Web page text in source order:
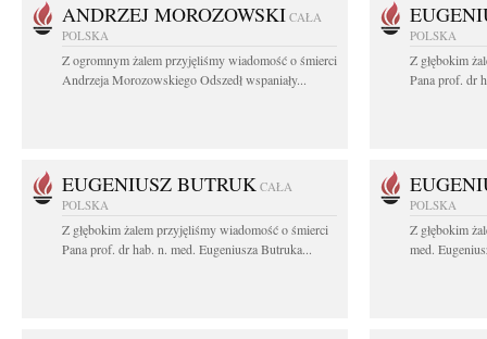
ANDRZEJ MOROZOWSKI CAŁA
POLSKA
Z ogromnym żalem przyjęliśmy wiadomość o śmierci
Andrzeja Morozowskiego Odszedł wspaniały...
POLSKA
Z głębokim
Pana prof. dr
EUGENIUSZ BUTRUK CAŁA
POLSKA
Z głębokim żalem przyjęliśmy wiadomość o śmierci
Pana prof. dr hab. n. med. Eugeniusza Butruka...
POLSKA
Z głębokim
med.